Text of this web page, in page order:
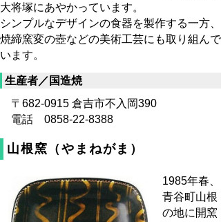
大将塚にあやかっています。
シンプルなデザインの食器を製作する一方、
焼締窯変の壺などの美術工芸にも取り組んで
います。
生産者／国造焼
〒682-0915 倉吉市不入岡390
電話 0858-22-8388
山根窯（やまねがま）
1985年春、
青谷町山根
の地に開窯